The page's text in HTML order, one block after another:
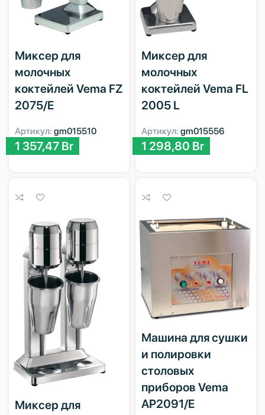
Миксер для
молочных
коктейлей Vema FZ
2075/E
Артикул: gm015510
1 357,47 Br
Миксер для
молочных
коктейлей Vema FL
2005 L
Артикул: gm015556
1 298,80 Br
Миксер для
Машина для сушки
и полировки
столовых
приборов Vema
AP2091/E